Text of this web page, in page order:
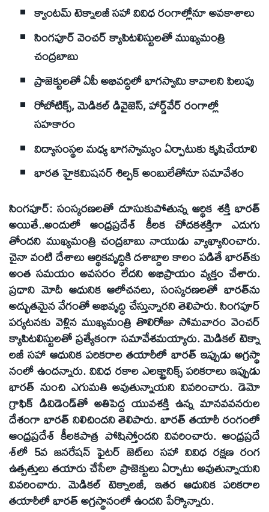
క్వాంటమ్ టెక్నాలజీ సహా వివిధ రంగాల్లోనూ అవకాశాలు
సింగపూర్ వెంచర్ క్యాపిటలిస్టులతో ముఖ్యమంత్రి
చంద్రబాబు
ప్రాజెక్టులతో ఏపీ అభివద్ధిలో భాగస్వామి కావాలని పిలుపు
రోబోటిక్స్, మెడికల్ డివైజెస్, హార్డ్‌వేర్ రంగాల్లో
సహకారం
విద్యాసంస్థల మధ్య భాగస్వామ్యం ఏర్పాటుకు కృషిచేయాలి
భారత హైకమిషనర్ శిల్పక్ అంబులేతోనూ సమావేశం
సింగపూర్: సంస్కరణలతో దూసుకుపోతున్న ఆర్థిక శక్తి భారత్
అయితే..అందులో ఆంధ్రప్రదేశ్ కీలక చోదకశక్తిగా ఎదుగు
తోందని ముఖ్యమంత్రి చంద్రబాబు నాయుడు వ్యాఖ్యానించారు.
చైనా వంటి దేశాలు ఆర్థికవృద్ధికి దశాబ్దాల కాలం పడితే భారత్‌కు
అంత సమయం అవసరం లేదని అభిప్రాయం వ్యక్తం చేశారు.
ప్రధాని మోదీ ఆధునిక ఆలోచనలు, సంస్కరణలతో భారత్‌ను
అద్భుతమైన వేగంతో అభివృద్ధి చేస్తున్నారని తెలిపారు. సింగపూర్
పర్యటనకు వెళ్లిన ముఖ్యమంత్రి తొలిరోజు సోమవారం వెంచర్
క్యాపిటలిస్టులతో ప్రత్యేకంగా సమావేశమయ్యారు. మెడికల్ టెక్నా
లజీ సహా ఆధునిక పరికరాల తయారీలో భారత్ ఇప్పుడు అగ్రస్థా
నంలో ఉందన్నారు. వివిధ రకాల ఎలక్ట్రానిక్స్ పరికరాలు ఇప్పుడు
భారత్ నుంచి ఎగుమతి అవుతున్నాయని వివరించారు. డెమో
గ్రాఫిక్ డివిడెండ్‌తో అతిపెద్ద యువశక్తి ఉన్న మానవవనరుల
దేశంగా భారత్ నిలిచిందని తెలిపారు. భారత్ తయారీ రంగంలో
ఆంధ్రప్రదేశ్ కీలకపాత్ర పోషిస్తోందని వివరించారు. ఆంధ్రప్రదే
శ్‌లో 5వ జనరేషన్ ఫైటర్ జెట్‌లు సహా వివిధ రక్షణ రంగ
ఉత్పత్తులు తయారు చేసేలా ప్రాజెక్టులు ఏర్పాటు అవుతున్నాయని
వివరించారు. మెడికల్ టెక్నాలజీ, ఇతర ఆధునిక పరికరాల
తయారీలో భారత్ అగ్రస్థానంలో ఉందని పేర్కొన్నారు.